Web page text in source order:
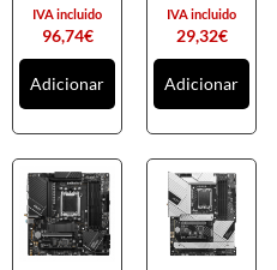
96,74€
IVA incluido
Adicionar
29,32€
IVA incluido
Adicionar